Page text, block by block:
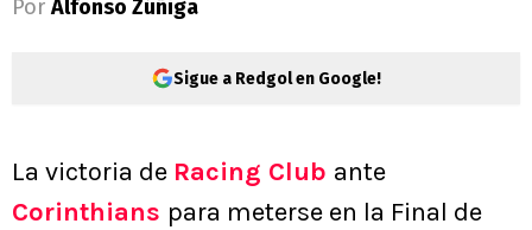
Por Alfonso Zúñiga
Sigue a Redgol en Google!
La victoria de Racing Club ante
Corinthians para meterse en la Final de